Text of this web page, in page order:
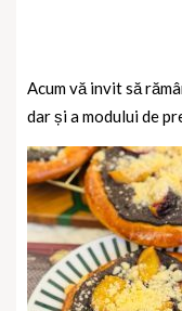
Acum vă invit să
dar și a modului de